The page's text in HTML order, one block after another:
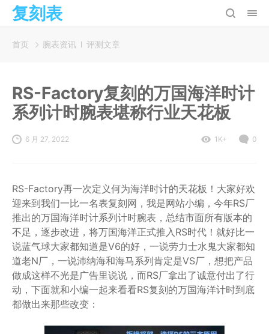
复刻表
首页 腕表资讯 评测文章
RS-Factory复刻的万国海洋时计
系列计时腕表堪称行业天花板
6 月 27, 2022 1K+ 0
RS-Factory再一次定义何为海洋时计的天花板！大家好欢
迎来到我们一比一名表复刻网，我是网站小编，今年RS厂
推出的万国海洋时计系列计时腕表，总结市面所有版本的
不足，逐步改进，将万国海洋正式推入RS时代！就好比一
说蓝气球大家都知道是V6的好，一说劳力士水鬼大家都知
道老N厂，一说沛纳海和海马系列肯定是VS厂，想把产品
做成这样不光是广告里说说，而RS厂拿出了诚意付出了行
动，下面就和小编一起来看看RS复刻的万国海洋计时到底
都做出来那些改变：